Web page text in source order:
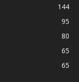
144
95
80
65
65